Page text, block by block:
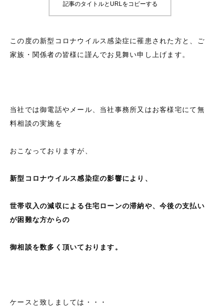
記事のタイトルとURLをコピーする
この度の新型コロナウイルス感染症に罹患された方と、ご
家族・関係者の皆様に謹んでお見舞い申し上げます。
当社では御電話やメール、当社事務所又はお客様宅にて無
料相談の実施を
おこなっておりますが、
新型コロナウイルス感染症の影響により、
世帯収入の減収による住宅ローンの滞納や、今後の支払い
が困難な方からの
御相談を数多く頂いております。
ケースと致しましては・・・